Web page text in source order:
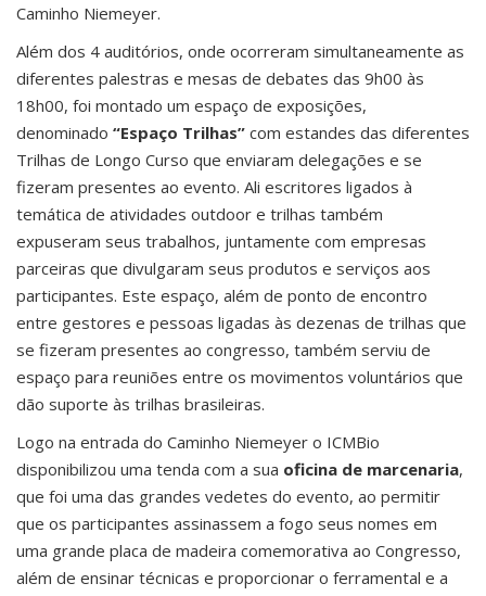
Caminho Niemeyer.
Além dos 4 auditórios, onde ocorreram simultaneamente as
diferentes palestras e mesas de debates das 9h00 às
18h00, foi montado um espaço de exposições,
denominado “Espaço Trilhas” com estandes das diferentes
Trilhas de Longo Curso que enviaram delegações e se
fizeram presentes ao evento. Ali escritores ligados à
temática de atividades outdoor e trilhas também
expuseram seus trabalhos, juntamente com empresas
parceiras que divulgaram seus produtos e serviços aos
participantes. Este espaço, além de ponto de encontro
entre gestores e pessoas ligadas às dezenas de trilhas que
se fizeram presentes ao congresso, também serviu de
espaço para reuniões entre os movimentos voluntários que
dão suporte às trilhas brasileiras.
Logo na entrada do Caminho Niemeyer o ICMBio
disponibilizou uma tenda com a sua oficina de marcenaria,
que foi uma das grandes vedetes do evento, ao permitir
que os participantes assinassem a fogo seus nomes em
uma grande placa de madeira comemorativa ao Congresso,
além de ensinar técnicas e proporcionar o ferramental e a